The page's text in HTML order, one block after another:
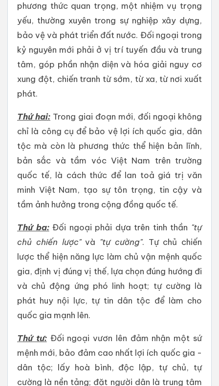
phương thức quan trọng, một nhiệm vụ trọng
yếu, thường xuyên trong sự nghiệp xây dựng,
bảo vệ và phát triển đất nước. Đối ngoại trong
kỷ nguyên mới phải ở vị trí tuyến đầu và trung
tâm, góp phần nhận diện và hóa giải nguy cơ
xung đột, chiến tranh từ sớm, từ xa, từ nơi xuất
phát.
Thứ hai: Trong giai đoạn mới, đối ngoại không
chỉ là công cụ để bảo vệ lợi ích quốc gia, dân
tộc mà còn là phương thức thể hiện bản lĩnh,
bản sắc và tầm vóc Việt Nam trên trường
quốc tế, là cách thức để lan toả giá trị văn
minh Việt Nam, tạo sự tôn trọng, tin cậy và
tầm ảnh hưởng trong cộng đồng quốc tế.
Thứ ba:Đối ngoại phải dựa trên tinh thần "tự
chủ chiến lược"và "tự cường". Tự chủ chiến
lược thể hiện năng lực làm chủ vận mệnh quốc
gia, định vị đúng vị thế, lựa chọn đúng hướng đi
và chủ động ứng phó linh hoạt; tự cường là
phát huy nội lực, tự tin dân tộc để làm cho
quốc gia mạnh lên.
Thứ tư:Đối ngoại vươn lên đảm nhận một sứ
mệnh mới, bảo đảm cao nhất lợi ích quốc gia -
dân tộc; lấy hoà bình, độc lập, tự chủ, tự
cường là nền tảng; đặt người dân là trung tâm